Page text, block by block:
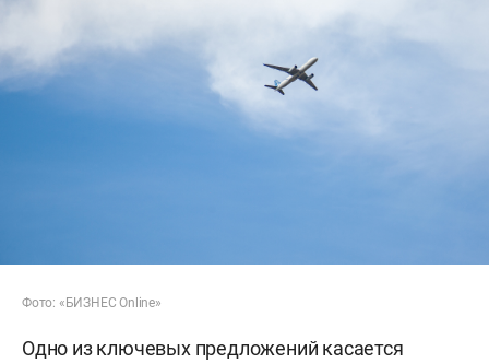
Фото: «БИЗНЕС Online»
Одно из ключевых предложений касается